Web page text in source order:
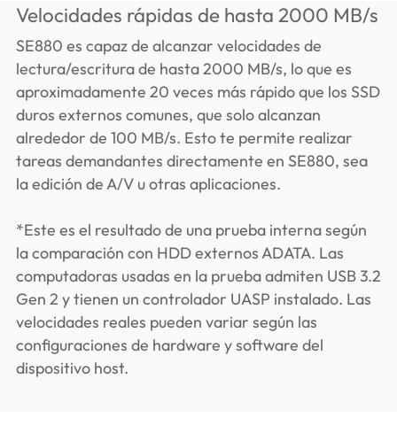
Velocidades rápidas de hasta 2000 MB/s
SE880 es capaz de alcanzar velocidades de
lectura/escritura de hasta 2000 MB/s, lo que es
aproximadamente 20 veces más rápido que los SSD
duros externos comunes, que solo alcanzan
alrededor de 100 MB/s. Esto te permite realizar
tareas demandantes directamente en SE880, sea
la edición de A/V u otras aplicaciones.
*Este es el resultado de una prueba interna según
la comparación con HDD externos ADATA. Las
computadoras usadas en la prueba admiten USB 3.2
Gen 2 y tienen un controlador UASP instalado. Las
velocidades reales pueden variar según las
configuraciones de hardware y software del
dispositivo host.